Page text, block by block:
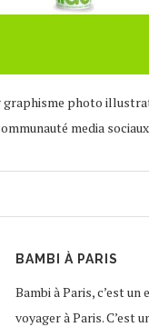
photo
media
BAMBI À PARIS
Bambi à Paris, c’est
voyager à Paris. C’est